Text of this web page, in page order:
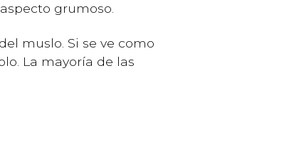
grumoso.
muslo. Si se ve como
La mayoría de las